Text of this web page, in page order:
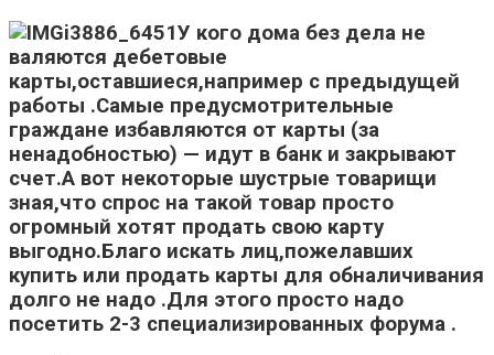
У кого дома без дела не
валяются дебетовые
карты,оставшиеся,например с предыдущей
работы .Самые предусмотрительные
граждане избавляются от карты (за
ненадобностью) — идут в банк и закрывают
счет.А вот некоторые шустрые товарищи
зная,что спрос на такой товар просто
огромный хотят продать свою карту
выгодно.Благо искать лиц,пожелавших
купить или продать карты для обналичивания
долго не надо .Для этого просто надо
посетить 2-3 специализированных форума .